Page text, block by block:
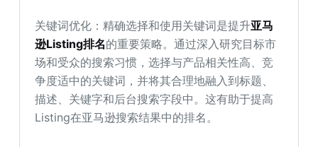
关键词优化：精确选择和使用关键词是提升亚马
逊Listing排名的重要策略。通过深入研究目标市
场和受众的搜索习惯，选择与产品相关性高、竞
争度适中的关键词，并将其合理地融入到标题、
描述、关键字和后台搜索字段中。这有助于提高
Listing在亚马逊搜索结果中的排名。